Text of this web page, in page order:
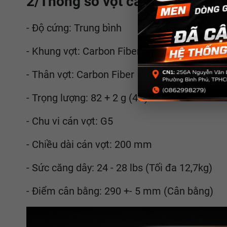
- Độ cứng: Trung bình
- Khung vợt: Carbon Fiber
- Thân vợt: Carbon Fiber
- Trọng lượng: 82 + 2 g (4U)
- Chu vi cán vợt: G5
- Chiều dài cán vợt: 200 mm
- Sức căng dây: 24 - 28 lbs (Tối đa 12,7kg)
- Điểm cân bằng: 290 +- 5 mm (Cân bằng)